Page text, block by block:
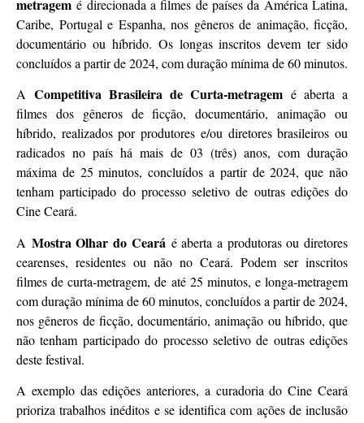
metragem é direcionada a filmes de países da América Latina,
Caribe, Portugal e Espanha, nos gêneros de animação, ficção,
documentário ou híbrido. Os longas inscritos devem ter sido
concluídos a partir de 2024, com duração mínima de 60 minutos.
A Competitiva Brasileira de Curta-metragem é aberta a
filmes dos gêneros de ficção, documentário, animação ou
híbrido, realizados por produtores e/ou diretores brasileiros ou
radicados no país há mais de 03 (três) anos, com duração
máxima de 25 minutos, concluídos a partir de 2024, que não
tenham participado do processo seletivo de outras edições do
Cine Ceará.
A Mostra Olhar do Ceará é aberta a produtoras ou diretores
cearenses, residentes ou não no Ceará. Podem ser inscritos
filmes de curta-metragem, de até 25 minutos, e longa-metragem
com duração mínima de 60 minutos, concluídos a partir de 2024,
nos gêneros de ficção, documentário, animação ou híbrido, que
não tenham participado do processo seletivo de outras edições
deste festival.
A exemplo das edições anteriores, a curadoria do Cine Ceará
prioriza trabalhos inéditos e se identifica com ações de inclusão